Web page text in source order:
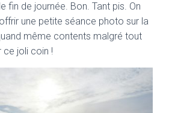
fin de journée. Bon. Tant pis. On
une petite séance photo sur la
même contents malgré tout
ce joli coin !